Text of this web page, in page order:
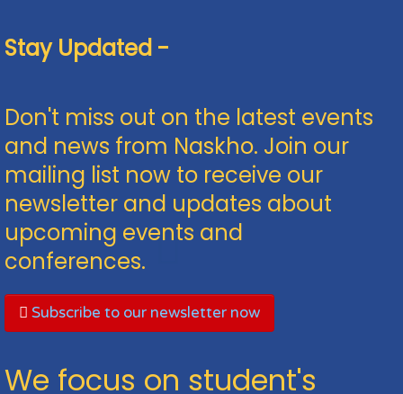
Stay Updated -
Don't miss out on the latest events
and news from Naskho. Join our
mailing list now to receive our
newsletter and updates about
upcoming events and
conferences.
Subscribe to our newsletter now
We focus on student's